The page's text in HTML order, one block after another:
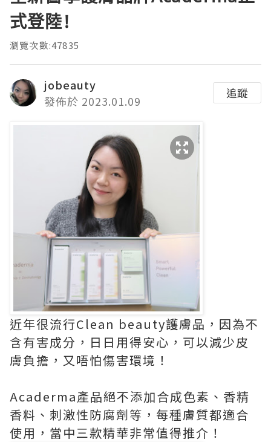
式登陸!
瀏覽次數:47835
jobeauty
發佈於 2023.01.09
追蹤
近年很流行Clean beauty護膚品，因為不
含有害成分，日日用得安心，可以減少皮
膚負擔，又唔怕傷害環境！
Acaderma產品絕不添加合成色素、香精
香料、刺激性防腐劑等，每種膚質都適合
使用，當中三款精華非常值得推介！